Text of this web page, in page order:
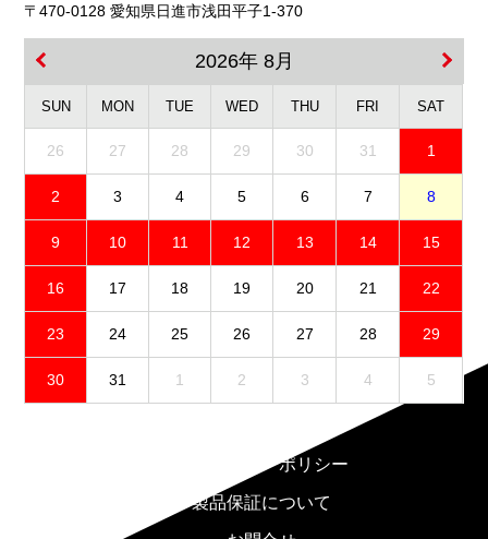
〒470-0128 愛知県日進市浅田平子1-370
2026年 8月
SUN MON TUE WED THU FRI SAT
26 27 28 29 30 31 1
2 3 4 5 6 7 8
9 10 11 12 13 14 15
16 17 18 19 20 21 22
23 24 25 26 27 28 29
30 31 1 2 3 4 5
プライバシーポリシー
製品保証について